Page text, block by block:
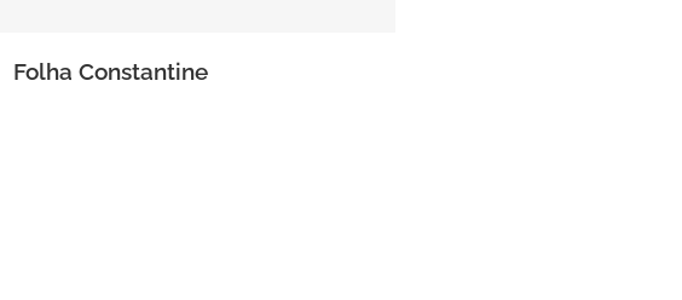
Folha Constantine